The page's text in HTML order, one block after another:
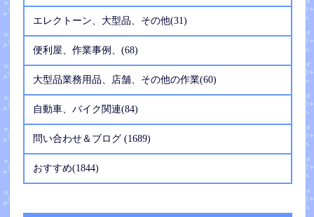
エレクトーン、大型品、その他(31)
便利屋、作業事例、(68)
大型品業務用品、店舗、その他の作業(60)
自動車、バイク関連(84)
問い合わせ＆ブログ (1689)
おすすめ(1844)